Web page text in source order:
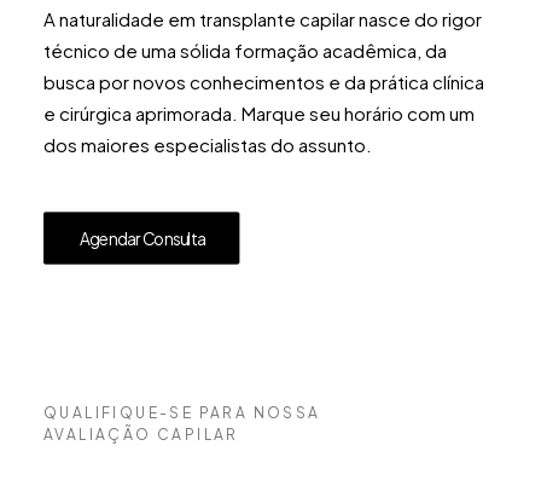
A naturalidade em transplante capilar nasce do rigor
técnico de uma sólida formação acadêmica, da
busca por novos conhecimentos e da prática clínica
e cirúrgica aprimorada. Marque seu horário com um
dos maiores especialistas do assunto.
Agendar Consulta
QUALIFIQUE-SE PARA NOSSA
AVALIAÇÃO CAPILAR